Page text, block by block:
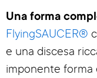
Una forma
FlyingSAUCER®
e una discesa
imponente